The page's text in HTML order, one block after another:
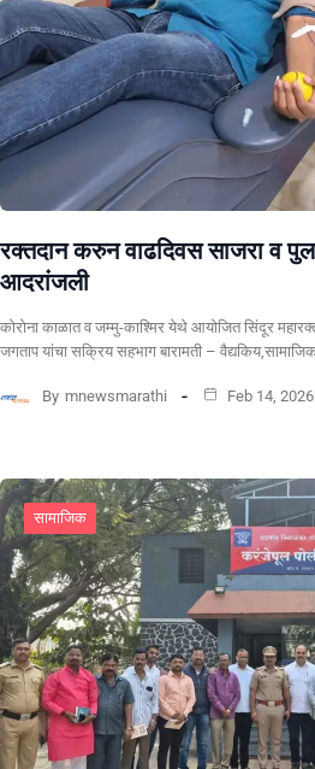
रक्तदान करुन वाढदिवस साजरा व
आदरांजली
कोरोना काळात व जम्मु-काश्मिर येथे आयोजित सिंदूर
जगताप यांचा सक्रिय सहभाग बारामती –
By mnewsmarathi Feb 14, 2026
सामाजिक